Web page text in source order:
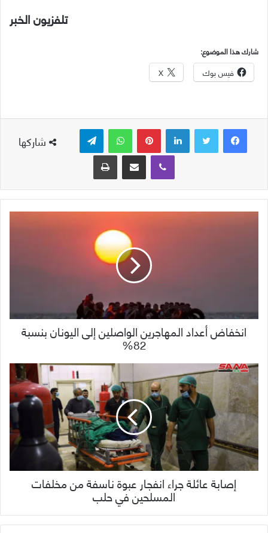
تلفزيون الخبر
شارك هذا الموضوع:
فيس بوك X
شاركها
لينكدإن بينتيريست واتساب
ڤايبر
مشاركة عبر البريد طباعة
انخفاض أعداد المهاجرين الواصلين إلى اليونان بنسبة
82%
إصابة عائلة جراء انفجار عبوة ناسفة من مخلفات
المسلحين في حلب